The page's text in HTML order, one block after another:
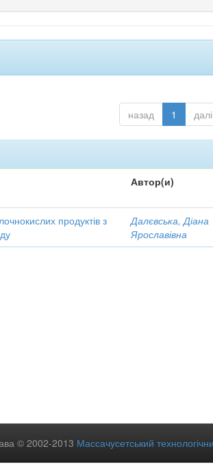
назад 1 далі
Автор(и)
продуктів з
Далєвська, Діана
Ярославівна
© 2002-2013 Массачусетський